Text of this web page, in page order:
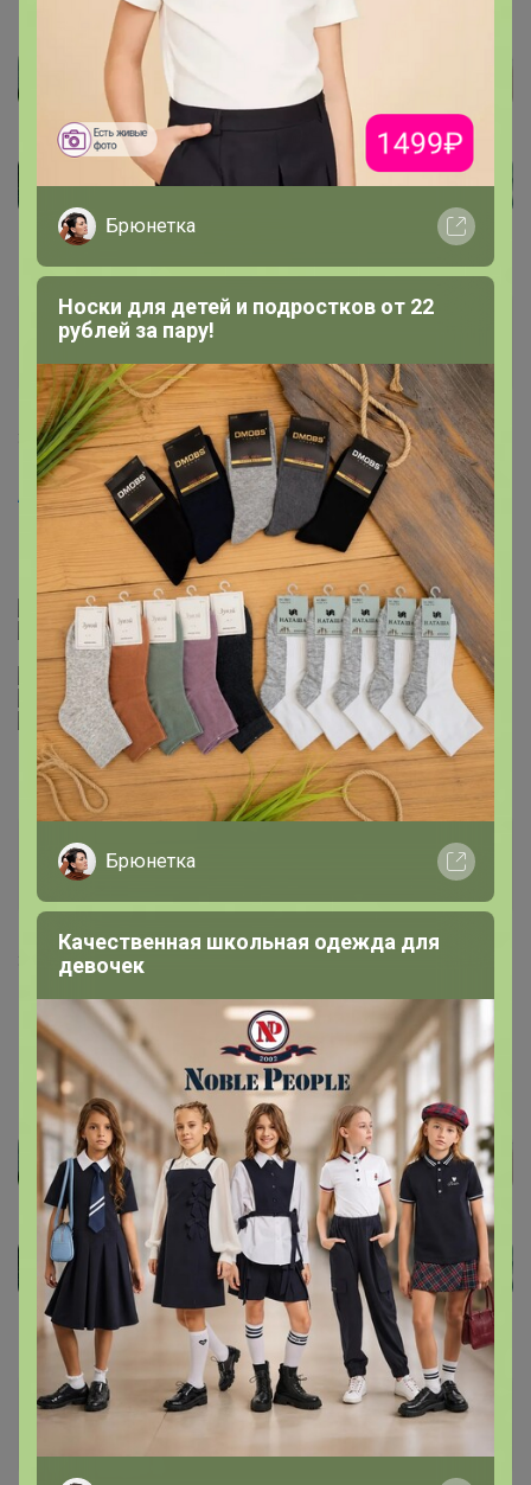
Мартка Мандарин
31 мая, 2024 13:54
Artemida, добрый день! Подскажите, раньше брала
крошку шоколадную, термостабильную для выпечки у
вас в закупке. Теперь не вижу в каталоге🥲
31 мая, 2024 15:31
Мартка Мандарин
, здравствуйте. Сейчас к сожалению
пока нет у поставщика её 🦋
Мартка Мандарин
Брюнетка
Носки для детей и подростков от 22
рублей за пару!
Брюнетка
Качественная школьная одежда для
девочек